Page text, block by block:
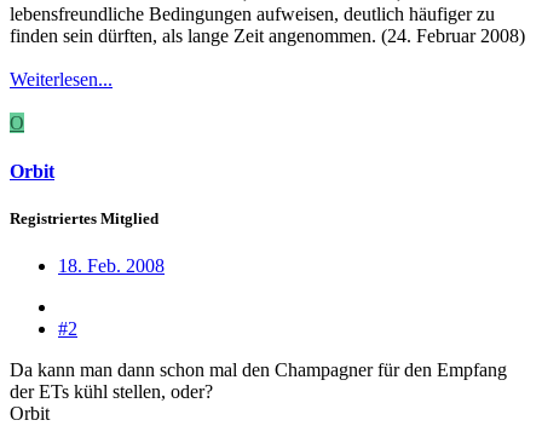
lebensfreundliche Bedingungen aufweisen, deutlich häufiger zu
finden sein dürften, als lange Zeit angenommen. (24. Februar 2008)
Weiterlesen...
O
Orbit
Registriertes Mitglied
18. Feb. 2008
#2
Da kann man dann schon mal den Champagner für den Empfang
der ETs kühl stellen, oder?
Orbit